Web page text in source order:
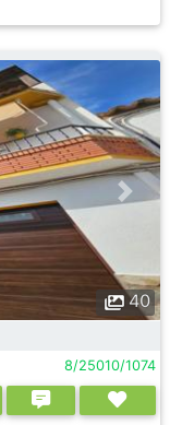
40
8/25010/1074